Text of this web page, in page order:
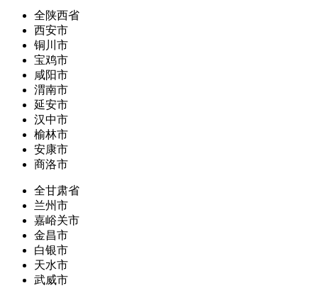
全陕西省
西安市
铜川市
宝鸡市
咸阳市
渭南市
延安市
汉中市
榆林市
安康市
商洛市
全甘肃省
兰州市
嘉峪关市
金昌市
白银市
天水市
武威市